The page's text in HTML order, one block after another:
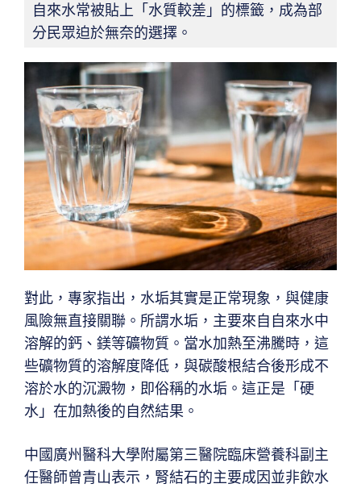
自來水常被貼上「水質較差」的標籤，成為部
分民眾迫於無奈的選擇。
對此，專家指出，水垢其實是正常現象，與健康
風險無直接關聯。所謂水垢，主要來自自來水中
溶解的鈣、鎂等礦物質。當水加熱至沸騰時，這
些礦物質的溶解度降低，與碳酸根結合後形成不
溶於水的沉澱物，即俗稱的水垢。這正是「硬
水」在加熱後的自然結果。
中國廣州醫科大學附屬第三醫院臨床營養科副主
任醫師曾青山表示，腎結石的主要成因並非飲水